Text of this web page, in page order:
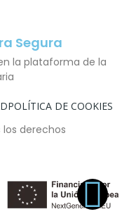
Segura
la plataforma de la
POLÍTICA DE COOKIES
los derechos